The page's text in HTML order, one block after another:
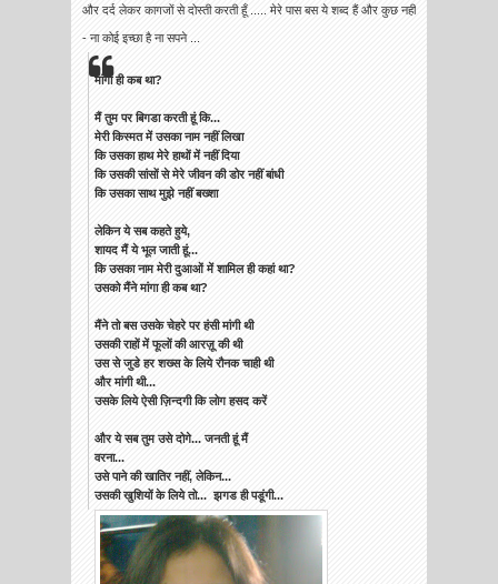
और दर्द लेकर कागजों से दोस्ती करती हूँ ..... मेरे पास बस ये शब्द हैं और कुछ नहीं
- ना कोई इच्छा है ना सपने ...
मांगा ही कब था?
मैं तुम पर बिगडा करती हूं कि...
मेरी किस्मत में उसका नाम नहीं लिखा
कि उसका हाथ मेरे हाथों में नहीं दिया
कि उसकी सांसों से मेरे जीवन की डोर नहीं बांधी
कि उसका साथ मुझे नहीं बख्शा
लेकिन ये सब कहते हुये,
शायद मैं ये भूल जाती हूं...
कि उसका नाम मेरी दुआओं में शामिल ही कहां था?
उसको मैंने मांगा ही कब था?
मैंने तो बस उसके चेहरे पर हंसी मांगी थी
उसकी राहों में फूलों की आरज़ू की थी
उस से जुडे हर शख्स के लिये रौनक चाही थी
और मांगी थी...
उसके लिये ऐसी ज़िन्दगी कि लोग हसद करें
और ये सब तुम उसे दोगे... जनती हूं मैं
वरना...
उसे पाने की खातिर नहीं, लेकिन...
उसकी खुशियों के लिये तो... झगड ही पडूंगी...